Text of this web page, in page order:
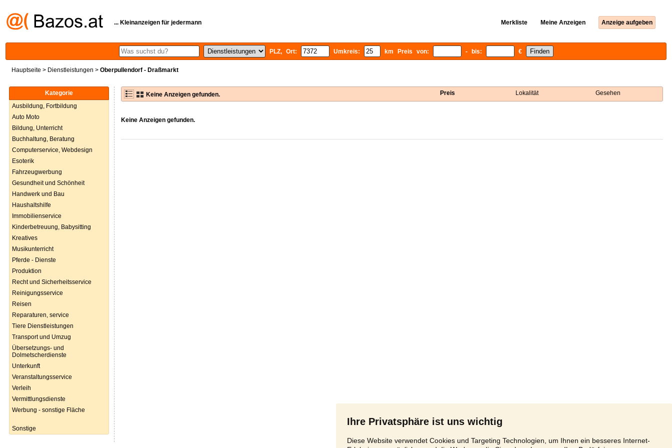
Ihre Privatsphäre ist uns wichtig
Diese Website verwendet Cookies und Targeting Technologien, um Ihnen ein besseres Internet-
... Kleinanzeigen für jedermann Merkliste Meine Anzeigen Anzeige aufgeben
PLZ, Ort: Umkreis: km Preis von: - bis: €
Hauptseite > Dienstleistungen > Oberpullendorf - Draßmarkt
Kategorie
Ausbildung, Fortbildung
Auto Moto
Bildung, Unterricht
Buchhaltung, Beratung
Computerservice, Webdesign
Esoterik
Fahrzeugwerbung
Gesundheit und Schönheit
Handwerk und Bau
Haushaltshilfe
Immobilienservice
Kinderbetreuung, Babysitting
Kreatives
Musikunterricht
Pferde - Dienste
Produktion
Recht und Sicherheitsservice
Reinigungsservice
Reisen
Reparaturen, service
Tiere Dienstleistungen
Transport und Umzug
Übersetzungs- und
Dolmetscherdienste
Unterkunft
Veranstaltungsservice
Verleih
Vermittlungsdienste
Werbung - sonstige Fläche
Sonstige
Keine Anzeigen gefunden. Preis Lokalität Gesehen
Keine Anzeigen gefunden.